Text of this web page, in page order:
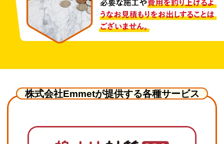
株式会社Emmetが提供する各種サービス